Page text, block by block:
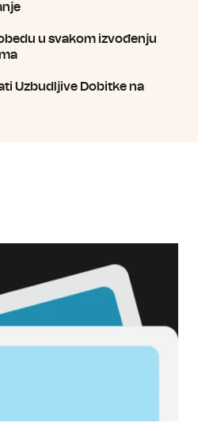
u svakom izvođenju
Uzbudljive Dobitke na